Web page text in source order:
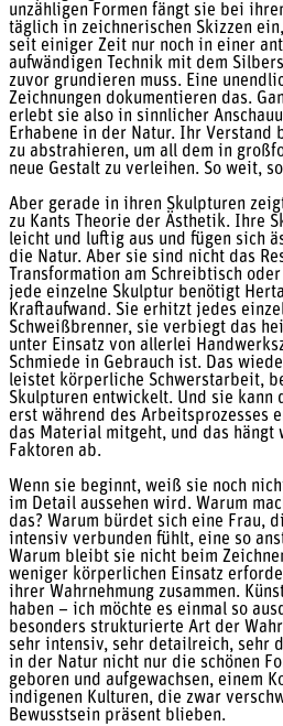
unzähligen Formen fängt sie bei
täglich in zeichnerischen Skizzen
seit einiger Zeit nur noch in einer
aufwändigen Technik mit dem
zuvor grundieren muss. Eine
Zeichnungen dokumentieren das.
erlebt sie also in sinnlicher
Erhabene in der Natur. Ihr Verstand
zu abstrahieren, um all dem in
neue Gestalt zu verleihen. So weit,
Aber gerade in ihren Skulpturen
zu Kants Theorie der Ästhetik. Ihre
leicht und luftig aus und fügen sich
die Natur. Aber sie sind nicht das
Transformation am Schreibtisch
jede einzelne Skulptur benötigt
Kraftaufwand. Sie erhitzt jedes
Schweißbrenner, sie verbiegt das
unter Einsatz von allerlei
Schmiede in Gebrauch ist. Das
leistet körperliche Schwerstarbeit,
Skulpturen entwickelt. Und sie kann
erst während des Arbeitsprozesses
das Material mitgeht, und das hängt
Faktoren ab.
Wenn sie beginnt, weiß sie noch
im Detail aussehen wird. Warum
das? Warum bürdet sich eine Frau,
intensiv verbunden fühlt, eine so
Warum bleibt sie nicht beim
weniger körperlichen Einsatz
ihrer Wahrnehmung zusammen.
haben – ich möchte es einmal so
besonders strukturierte Art der
sehr intensiv, sehr detailreich, sehr
in der Natur nicht nur die schönen
geboren und aufgewachsen, einem
indigenen Kulturen, die zwar
Bewusstsein präsent blieben.